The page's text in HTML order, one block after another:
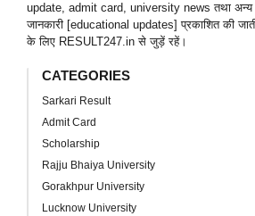
update, admit card, university news तथा अन्य
जानकारी [educational updates] प्रकाशित की
के लिए RESULT247.in से जुड़ें रहें।
CATEGORIES
Sarkari Result
Admit Card
Scholarship
Rajju Bhaiya University
Gorakhpur University
Lucknow University